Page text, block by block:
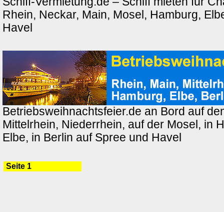
Rhein, Neckar, Main, Mosel, Hamburg,
Havel
Betriebsweihnachtsfeier.de an Bord auf
Mittelrhein, Niederrhein, auf der Mosel, in
Elbe, in Berlin auf Spree und Havel
Seite 1